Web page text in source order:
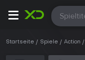
Alle
Startseite Spiele Action